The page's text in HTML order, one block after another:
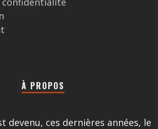
À PROPOS
devenu, ces dernières années, le